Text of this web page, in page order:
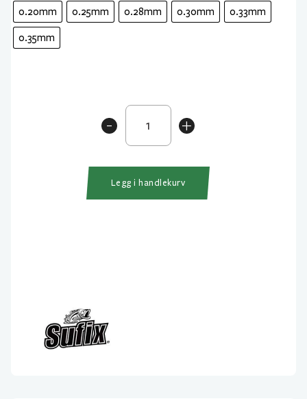
0.20mm 0.25mm 0.28mm 0.30mm 0.33mm
0.35mm
+
Super
21
150m
-
Legg i handlekurv